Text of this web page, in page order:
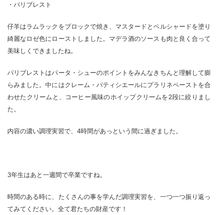
・パリブレスト
仔羊はラムラックをブロックで焼き、マスタードとペルシャードを塗り
綺麗なロゼ色にローストしました。マデラ酒のソースも肉と良く合って
美味しくできましたね。
パリブレストはパータ・シューのポイントをみんなきちんと理解して膨
らみました。中にはクレーム・パティシエールにプラリネペーストを合
わせたクリームと、コーヒー風味のホイップクリームを2段に絞りまし
た。
内容の濃い調理実習で、4時間があっという間に過ぎました。
3年生はあと一週間で卒業ですね。
時間のある時に、たくさんの事を学んだ調理実習を、一つ一つ振り返っ
てみてください。全て君たちの財産です！